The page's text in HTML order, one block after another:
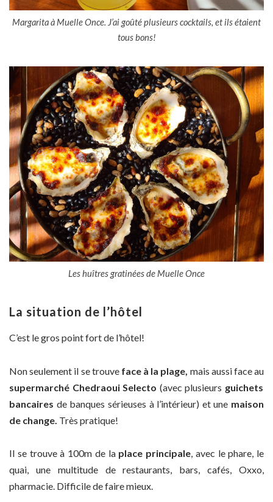
Margarita à Muelle Once. J’ai goûté plusieurs cocktails, et ils étaient
tous bons!
Les huîtres gratinées de Muelle Once
La situation de l’hôtel
C’est le gros point fort de l’hôtel!
Non seulement il se trouve face à la plage, mais aussi face au
supermarché Chedraoui Selecto (avec plusieurs guichets
bancaires de banques sérieuses à l’intérieur) et une maison
de change. Très pratique!
Il se trouve à 100m de laplace principale, avec le phare, le
quai, une multitude de restaurants, bars, cafés, Oxxo,
pharmacie. Difficile de faire mieux.